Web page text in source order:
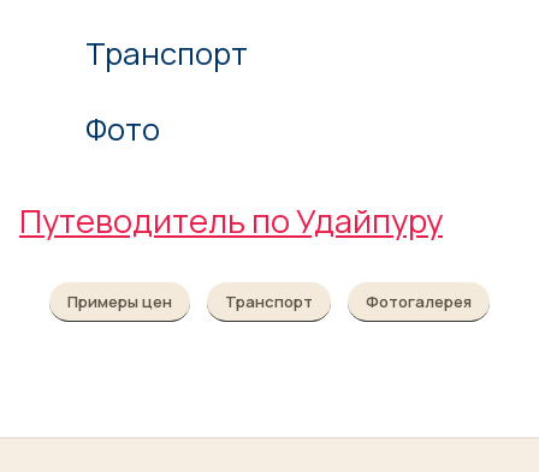
Транспорт
Фото
Путеводитель по Удайпуру
Примеры цен Транспорт Фотогалерея